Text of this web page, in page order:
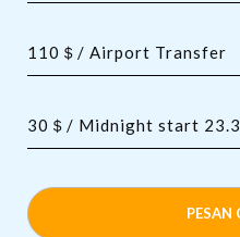
110＄/ Airport Transfer
30＄/ Midnight start
PESAN